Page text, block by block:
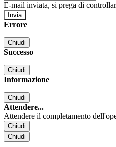
E-mail inviata, si prega di
Errore
Chiudi
Successo
Chiudi
Informazione
Chiudi
Attendere...
Attendere il completamento
Chiudi
Chiudi